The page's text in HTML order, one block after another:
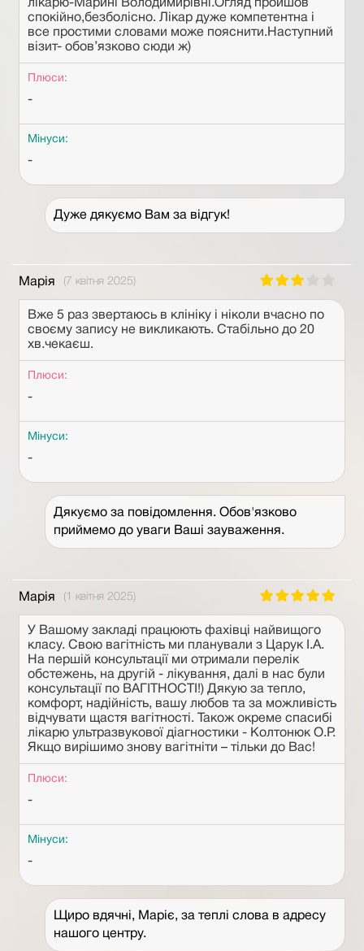
лікарю-Марині Володимирівні.Огляд пройшов
спокійно,безболісно. Лікар дуже компетентна і
все простими словами може пояснити.Наступний
візит- обов’язково сюди ж)
Плюси:
-
Мінуси:
-
Дуже дякуємо Вам за відгук!
Марія (7 квітня 2025)
Вже 5 раз звертаюсь в клініку і ніколи вчасно по
своєму запису не викликають. Стабільно до 20
хв.чекаєш.
Плюси:
-
Мінуси:
-
Дякуємо за повідомлення. Обов'язково
приймемо до уваги Ваші зауваження.
Марія (1 квітня 2025)
У Вашому закладі працюють фахівці найвищого
класу. Свою вагітність ми планували з Царук І.А.
На першій консультації ми отримали перелік
обстежень, на другій - лікування, далі в нас були
консультації по ВАГІТНОСТІ!) Дякую за тепло,
комфорт, надійність, вашу любов та за можливість
відчувати щастя вагітності. Також окреме спасибі
лікарю ультразвукової діагностики - Колтонюк О.Р.
Якщо вирішимо знову вагітніти – тільки до Вас!
Плюси:
-
Мінуси:
-
Щиро вдячні, Маріє, за теплі слова в адресу
нашого центру.